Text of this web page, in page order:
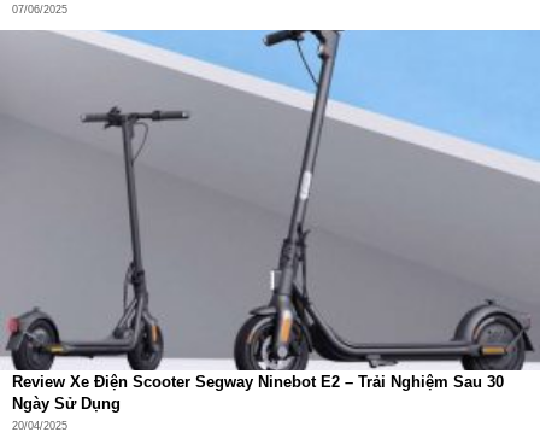
Thời lượng pin ấn tượng
Với dung lượng pin 486mAh, Xiaomi Watch S4 cho thời
gian sử dụng lên tới 15 ngày trong điều kiện bình thường,
giúp bạn tự tin sử dụng mà không lo lắng về việc sạc.
07/06/2025
Review Xe Điện Scooter Segway Ninebot E2 – Trải Nghiệm Sau 30
Ngày Sử Dụng
20/04/2025